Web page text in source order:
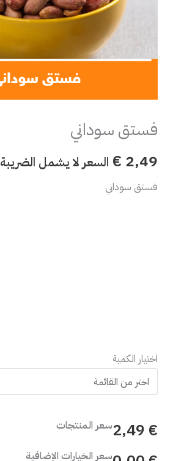
فستق سوداني
€ 2,49 السعر لا يشمل الضريبة
فستق سوداني
اختيار الكمية
سعر المنتجات € 2,49
سعر الخيارات الإضافية